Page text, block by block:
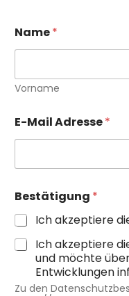
Name*
Vorname
a
m
E
M
a
i
l
*
E-Mail Adresse*
Bestätigung *
Ich akzeptiere
Ich akzeptiere
und möchte
Entwicklungen
Zu den